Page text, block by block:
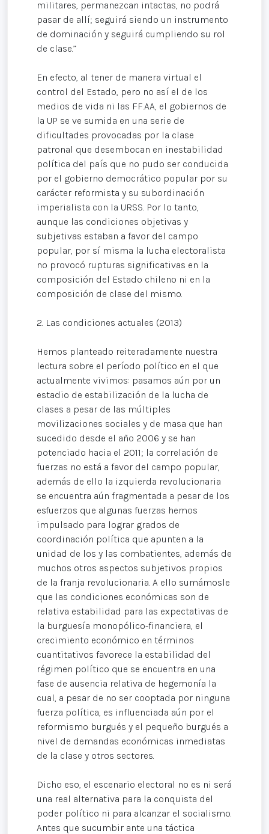
militares, permanezcan intactas, no podrá
pasar de allí; seguirá siendo un instrumento
de dominación y seguirá cumpliendo su rol
de clase.”
En efecto, al tener de manera virtual el
control del Estado, pero no así el de los
medios de vida ni las FF.AA, el gobiernos de
la UP se ve sumida en una serie de
dificultades provocadas por la clase
patronal que desembocan en inestabilidad
política del país que no pudo ser conducida
por el gobierno democrático popular por su
carácter reformista y su subordinación
imperialista con la URSS. Por lo tanto,
aunque las condiciones objetivas y
subjetivas estaban a favor del campo
popular, por sí misma la lucha electoralista
no provocó rupturas significativas en la
composición del Estado chileno ni en la
composición de clase del mismo.
2. Las condiciones actuales (2013)
Hemos planteado reiteradamente nuestra
lectura sobre el período político en el que
actualmente vivimos: pasamos aún por un
estadio de estabilización de la lucha de
clases a pesar de las múltiples
movilizaciones sociales y de masa que han
sucedido desde el año 2006 y se han
potenciado hacia el 2011; la correlación de
fuerzas no está a favor del campo popular,
además de ello la izquierda revolucionaria
se encuentra aún fragmentada a pesar de los
esfuerzos que algunas fuerzas hemos
impulsado para lograr grados de
coordinación política que apunten a la
unidad de los y las combatientes, además de
muchos otros aspectos subjetivos propios
de la franja revolucionaria. A ello sumámosle
que las condiciones económicas son de
relativa estabilidad para las expectativas de
la burguesía monopólico-financiera, el
crecimiento económico en términos
cuantitativos favorece la estabilidad del
régimen político que se encuentra en una
fase de ausencia relativa de hegemonía la
cual, a pesar de no ser cooptada por ninguna
fuerza política, es influenciada aún por el
reformismo burgués y el pequeño burgués a
nivel de demandas económicas inmediatas
de la clase y otros sectores.
Dicho eso, el escenario electoral no es ni será
una real alternativa para la conquista del
poder político ni para alcanzar el socialismo.
Antes que sucumbir ante una táctica